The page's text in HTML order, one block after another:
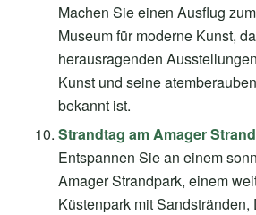
Machen Sie einen Ausflug
Museum für moderne Kunst,
herausragenden
Kunst und seine
bekannt ist.
Strandtag am Amager
Entspannen Sie an einem
Amager Strandpark, einem
Küstenpark mit